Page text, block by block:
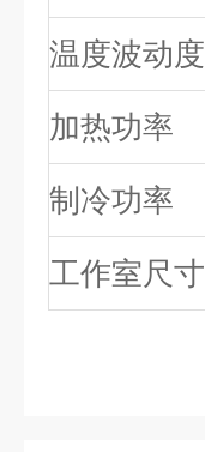
温度波动度
加热功率
制冷功率
工作室尺寸